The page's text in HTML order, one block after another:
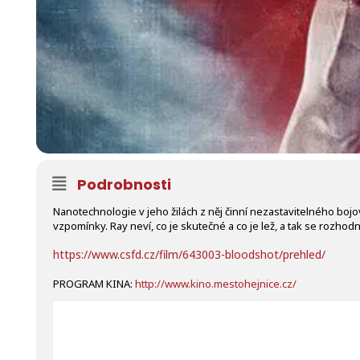
Podrobnosti
Nanotechnologie v jeho žilách z něj činní nezastavitelného
vzpomínky. Ray neví, co je skutečné a co je lež, a tak se
https://www.csfd.cz/film/643003-bloodshot/prehled/
PROGRAM KINA: http://www.kino.mestohejnice.cz/